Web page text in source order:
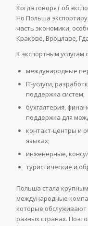
Когда говорят об
Но Польша
часть экономики,
Кракове, Вроцлаве,
К экспортным услугам
международные
IT-услуги,
поддержка систем;
бухгалтерия,
поддержка для
контакт-центры и
языках;
инженерные,
туристические и
Польша стала
международные
которые
разных странах.